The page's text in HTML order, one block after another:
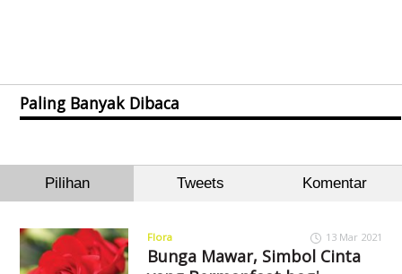
Paling Banyak Dibaca
Pilihan Tweets Komentar
Flora 13 Mar 2021
Bunga Mawar, Simbol Cinta